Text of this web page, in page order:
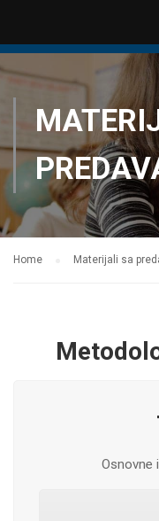
Home Materijali sa
Osnovne